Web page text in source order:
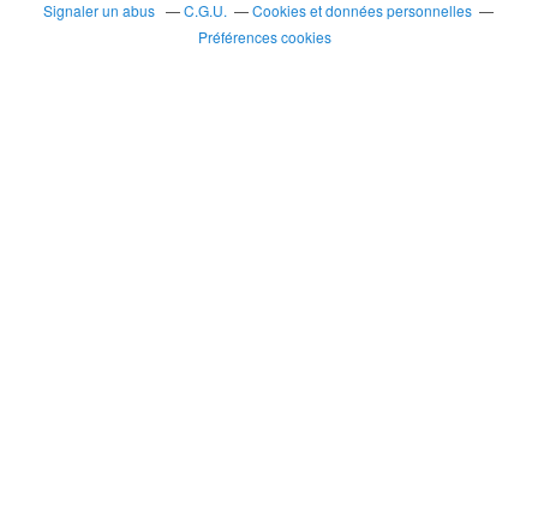
Signaler un abus C.G.U.
Cookies et données personnelles
Préférences cookies